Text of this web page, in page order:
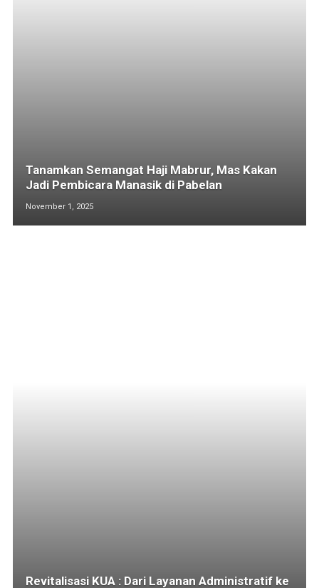
Tanamkan Semangat Haji Mabrur, Mas Kakan
Jadi Pembicara Manasik di Pabelan
November 1, 2025
Revitalisasi KUA : Dari Layanan Administratif ke